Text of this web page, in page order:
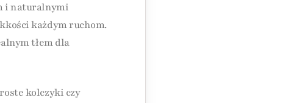
i naturalnymi
każdym ruchom.
tłem dla
kolczyki czy